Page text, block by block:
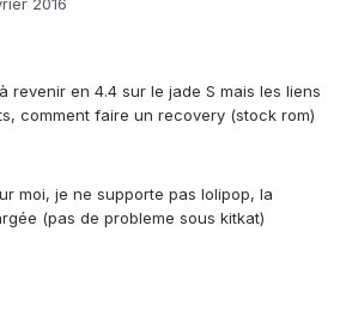
2016
revenir en 4.4 sur le jade S mais les liens
comment faire un recovery (stock rom)
moi, je ne supporte pas lolipop, la
(pas de probleme sous kitkat)